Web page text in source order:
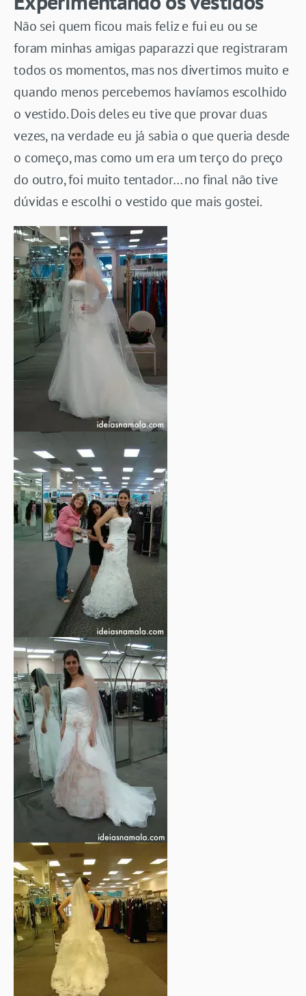
Não sei quem ficou mais feliz e fui eu ou se
foram minhas amigas paparazzi que registraram
todos os momentos, mas nos divertimos muito e
quando menos percebemos havíamos escolhido
o vestido. Dois deles eu tive que provar duas
vezes, na verdade eu já sabia o que queria desde
o começo, mas como um era um terço do preço
do outro, foi muito tentador… no final não tive
dúvidas e escolhi o vestido que mais gostei.